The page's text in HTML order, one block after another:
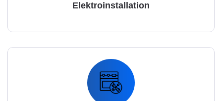
Elektroinstallation